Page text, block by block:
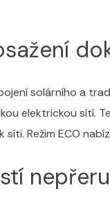
solárního a
elektrickou sítí.
Režim ECO